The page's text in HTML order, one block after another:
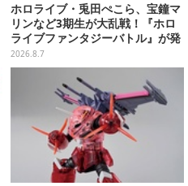
ホロライブ・兎田ぺこら、宝鐘マ
リンなど3期生が大乱戦！『ホロ
ライブファンタジーバトル』が発
売ーお馴染みの語録が装備
に、“ニセ3期生”とのバトルもあ
2026.8.7